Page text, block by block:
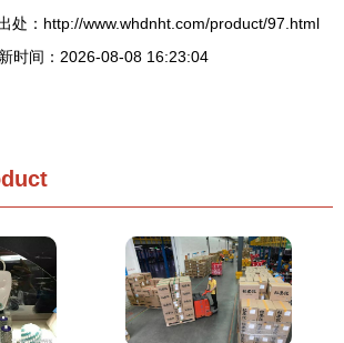
处：http://www.whdnht.com/product/97.html
时间：2026-08-08 16:23:04